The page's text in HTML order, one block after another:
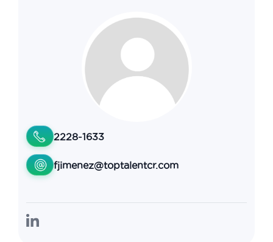
2228-1633
fjimenez@toptalentcr.com